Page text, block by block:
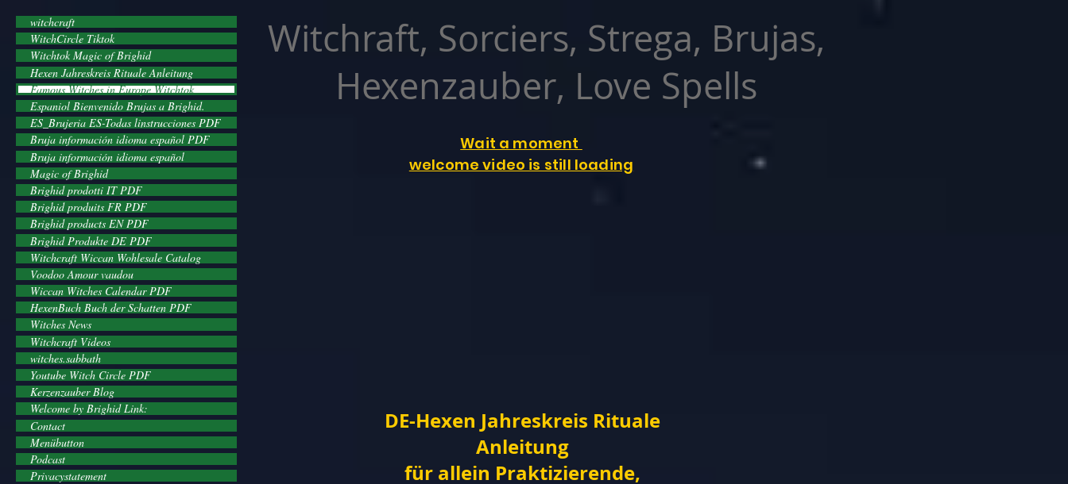
witchcraft
WitchCircle Tiktok
Witchtok Magic of Brighid
Hexen Jahreskreis Rituale Anleitung
Famous Witches in Europe Witchtok
Espaniol Bienvenido Brujas a Brighid.
ES_Brujeria ES-Todas linstrucciones PDF
Bruja información idioma español PDF
Bruja información idioma español
Magic of Brighid
Brighid prodotti IT PDF
Brighid produits FR PDF
Brighid products EN PDF
Brighid Produkte DE PDF
Witchcraft Wiccan Wohlesale Catalog
Voodoo Amour vaudou
Wiccan Witches Calendar PDF
HexenBuch Buch der Schatten PDF
Witches News
Witchcraft Videos
witches.sabbath
Youtube Witch Circle PDF
Kerzenzauber Blog
Welcome by Brighid Link:
Contact
Menübutton
Podcast
Privacystatement
Witchraft, Sorciers, Strega, Brujas,
Hexenzauber, Love Spells
Wait a moment
welcome video is still loading
DE-Hexen Jahreskreis Rituale
Anleitung
für allein Praktizierende,